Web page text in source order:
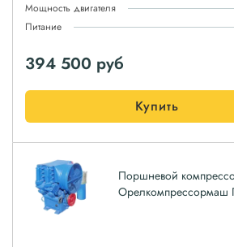
Мощность двигателя
Питание
394 500 руб
Купить
Поршневой
Орелкомпрессормаш